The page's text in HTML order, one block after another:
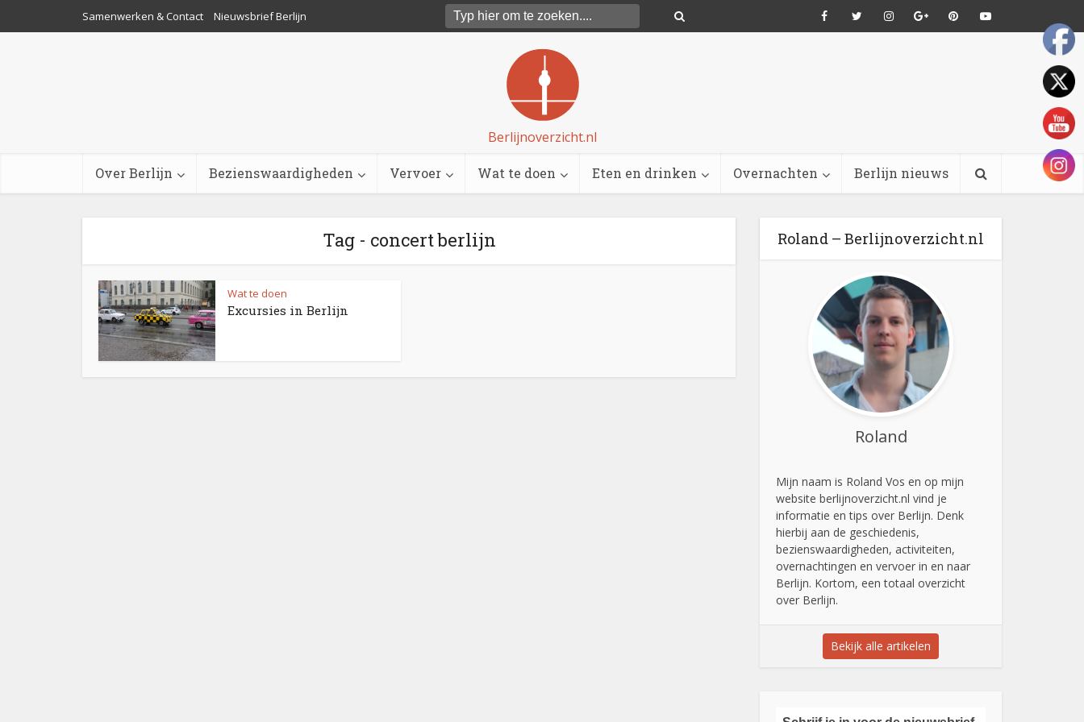
Samenwerken & Contact Nieuwsbrief Berlijn
Berlijnoverzicht.nl
Over Berlijn Bezienswaardigheden Vervoer Wat te doen Eten en drinken Overnachten Berlijn nieuws
Tag - concert berlijn
Wat te doen
Excursies in Berlijn
Roland – Berlijnoverzicht.nl
Roland
Mijn naam is Roland Vos en op mijn
website berlijnoverzicht.nl vind je
informatie en tips over Berlijn. Denk
hierbij aan de geschiedenis,
bezienswaardigheden, activiteiten,
overnachtingen en vervoer in en naar
Berlijn. Kortom, een totaal overzicht
over Berlijn.
Bekijk alle artikelen